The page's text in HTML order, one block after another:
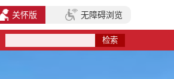
关怀版 无障碍浏览